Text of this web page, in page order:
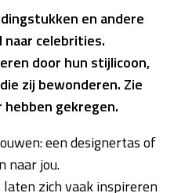
en andere
celebrities.
door hun stijlicoon,
zij bewonderen. Zie
gekregen.
een designertas of
naar jou.
zich vaak inspireren